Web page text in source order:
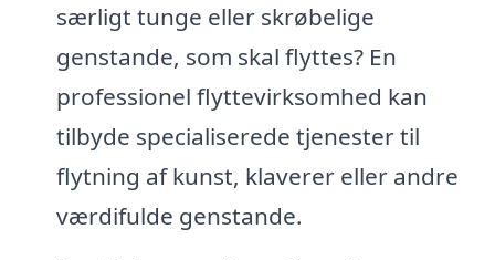
særligt tunge eller skrøbelige
genstande, som skal flyttes? En
professionel flyttevirksomhed kan
tilbyde specialiserede tjenester til
flytning af kunst, klaverer eller andre
værdifulde genstande.